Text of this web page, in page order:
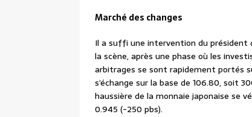
Marché des changes
Il a suffi une intervention du président
la scène, après une phase où les
arbitrages se sont rapidement portés
s’échange sur la base de 106.80, soit
haussière de la monnaie japonaise se
0.945 (-250 pbs).